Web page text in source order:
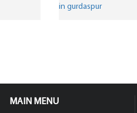
MAIN MENU